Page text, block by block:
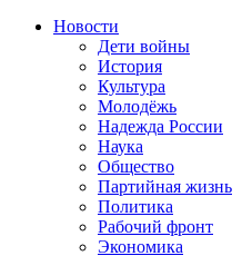
Новости
Дети войны
История
Культура
Молодёжь
Надежда России
Наука
Общество
Партийная жизнь
Политика
Рабочий фронт
Экономика